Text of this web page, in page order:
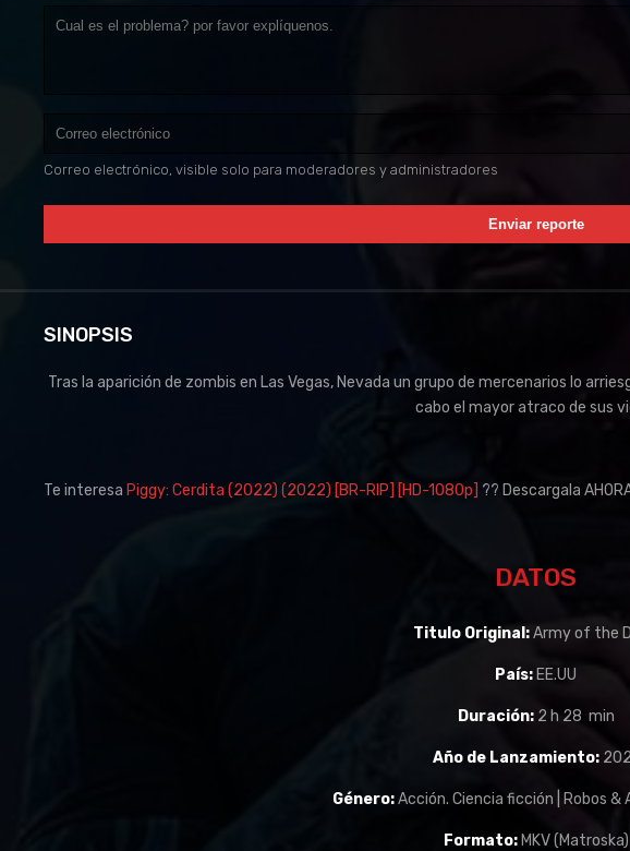
Correo electrónico, visible solo para moderadores y administradores
SINOPSIS
Tras la aparición de zombis en Las Vegas, Nevada un grupo de mercenarios lo
cabo el mayor atraco de sus
Te interesa Piggy: Cerdita (2022) (2022) [BR-RIP] [HD-1080p] ?? Descargala
DATOS
Titulo Original:Army of the
País: EE.UU
Duración: 2 h 28 min
Año de Lanzamiento:
Género:Acción. Ciencia ficción | Robos &
Formato: MKV (Matroska)